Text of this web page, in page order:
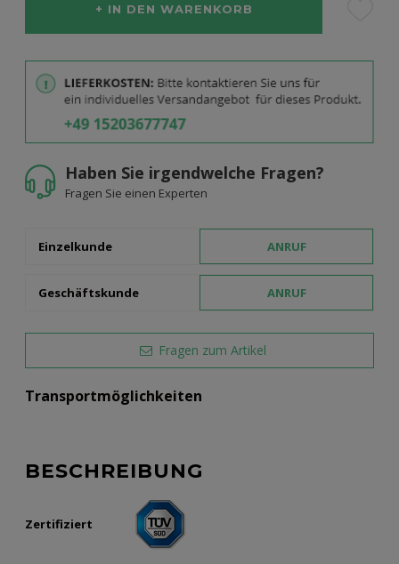
IN DEN WARENKORB
Haben Sie irgendwelche Fragen?
Fragen Sie einen Experten
Einzelkunde ANRUF
Geschäftskunde ANRUF
Fragen zum Artikel
Transportmöglichkeiten
BESCHREIBUNG
Zertifiziert